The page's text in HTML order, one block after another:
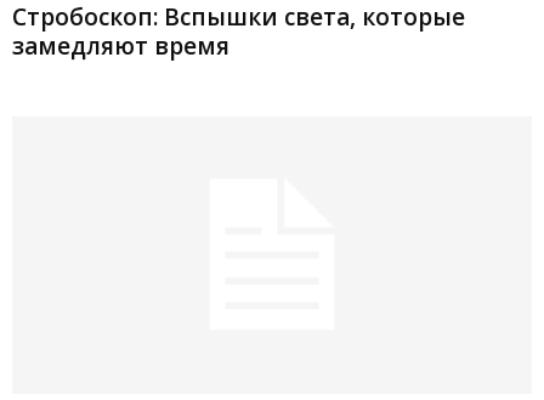
Стробоскоп: Вспышки света, которые
замедляют время